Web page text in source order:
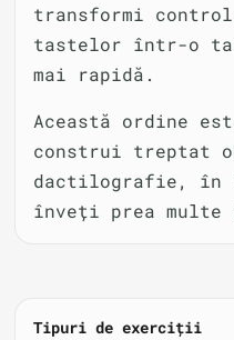
transformi
tastelor într-o
mai rapidă.
Această ordine
construi treptat
dactilografie, în
înveți prea multe
Tipuri de exerciții